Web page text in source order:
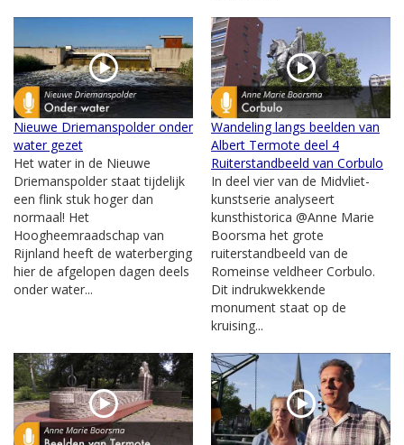
Nieuwe Driemanspolder onder
water gezet
Het water in de Nieuwe
Driemanspolder staat tijdelijk
een flink stuk hoger dan
normaal! Het
Hoogheemraadschap van
Rijnland heeft de waterberging
hier de afgelopen dagen deels
onder water...
Wandeling langs beelden van
Albert Termote deel 4
Ruiterstandbeeld van Corbulo
In deel vier van de Midvliet-
kunstserie analyseert
kunsthistorica @Anne Marie
Boorsma het grote
ruiterstandbeeld van de
Romeinse veldheer Corbulo.
Dit indrukwekkende
monument staat op de
kruising...